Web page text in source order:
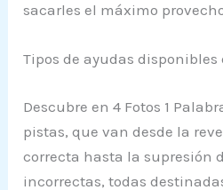
sacarles el máximo
Tipos de ayudas disponibles
Descubre en 4 Fotos 1
pistas, que van desde la
correcta hasta la supresión
incorrectas, todas